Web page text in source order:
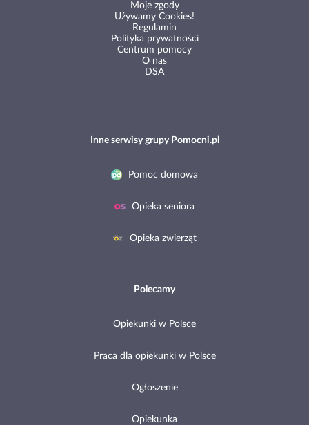
Moje zgody
Używamy Cookies!
Regulamin
Polityka prywatności
Centrum pomocy
O nas
DSA
Inne serwisy grupy Pomocni.pl
Pomoc domowa
Opieka seniora
Opieka zwierząt
Polecamy
Opiekunki w Polsce
Praca dla opiekunki w Polsce
Ogłoszenie
Opiekunka